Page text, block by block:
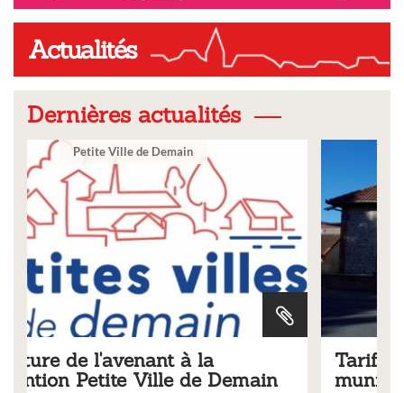
Actualités
Dernières actualités
Tarifs 2026 des services
municipaux